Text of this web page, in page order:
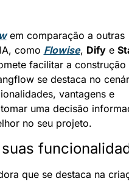
em comparação a outras
como Flowise, Dify e
facilitar a construção
se destaca no
vantagens e
uma decisão
no seu projeto.
que se destaca na